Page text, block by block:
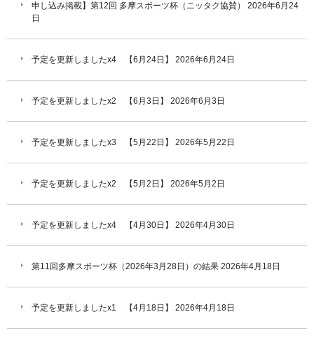
申し込み掲載】第12回 多摩スポーツ杯（ニッタク協賛）
2026年6月24
日
予定を更新しましたx4 【6月24日】 2026年6月24日
予定を更新しましたx2 【6月3日】 2026年6月3日
予定を更新しましたx3 【5月22日】 2026年5月22日
予定を更新しましたx2 【5月2日】 2026年5月2日
予定を更新しましたx4 【4月30日】 2026年4月30日
第11回多摩スポーツ杯（2026年3月28日）の結果 2026年4月18日
予定を更新しましたx1 【4月18日】 2026年4月18日